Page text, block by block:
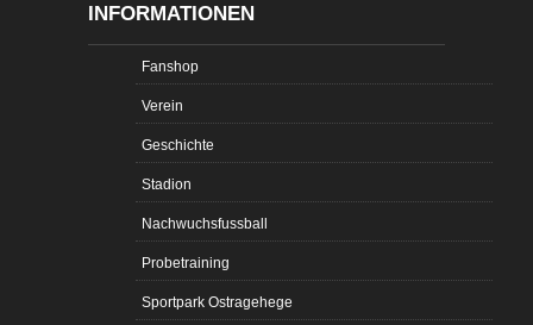
INFORMATIONEN
Fanshop
Verein
Geschichte
Stadion
Nachwuchsfussball
Probetraining
Sportpark Ostragehege